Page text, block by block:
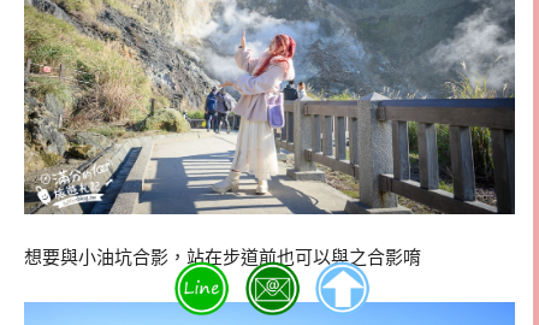
想要與小油坑合影，站在步道前也可以與之合影唷